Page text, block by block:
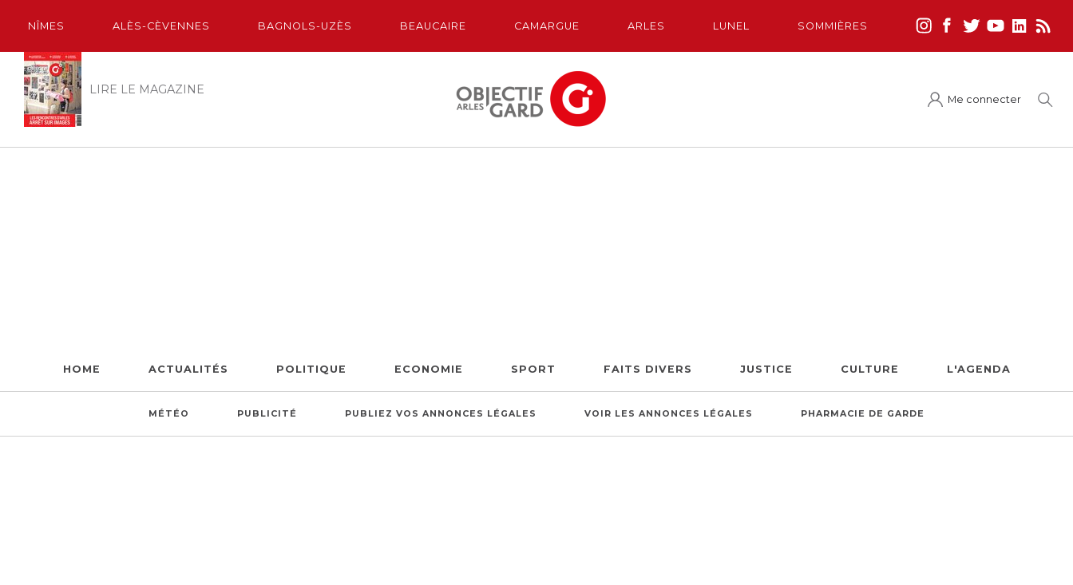
NÎMES ALÈS-CÈVENNES BAGNOLS-UZÈS BEAUCAIRE CAMARGUE ARLES LUNEL SOMMIÈRES
LIRE LE MAGAZINE
Me connecter
HOME ACTUALITÉS POLITIQUE ECONOMIE SPORT FAITS DIVERS JUSTICE CULTURE L'AGENDA
MÉTÉO PUBLICITÉ PUBLIEZ VOS ANNONCES LÉGALES VOIR LES ANNONCES LÉGALES PHARMACIE DE GARDE